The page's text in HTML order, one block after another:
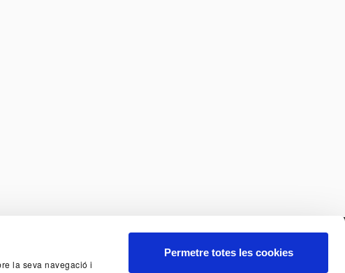
la seva navegació i
Permetre totes les cookies